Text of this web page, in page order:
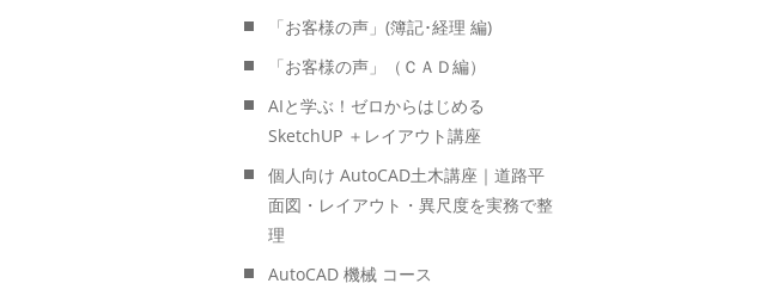
「お客様の声」(簿記･経理 編)
「お客様の声」（ＣＡＤ編）
AIと学ぶ！ゼロからはじめる
SketchUP ＋レイアウト講座
個人向け AutoCAD土木講座｜道路平
面図・レイアウト・異尺度を実務で整
理
AutoCAD 機械 コース